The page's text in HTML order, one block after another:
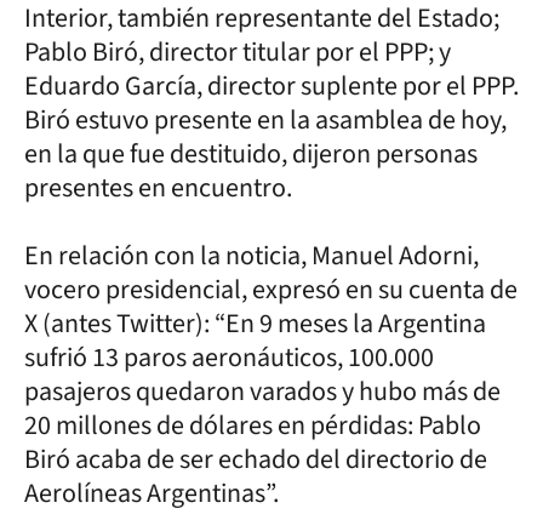
Interior, también representante del Estado;
Pablo Biró, director titular por el PPP; y
Eduardo García, director suplente por el PPP.
Biró estuvo presente en la asamblea de hoy,
en la que fue destituido, dijeron personas
presentes en encuentro.
En relación con la noticia, Manuel Adorni,
vocero presidencial, expresó en su cuenta de
X (antes Twitter): “En 9 meses la Argentina
sufrió 13 paros aeronáuticos, 100.000
pasajeros quedaron varados y hubo más de
20 millones de dólares en pérdidas: Pablo
Biró acaba de ser echado del directorio de
Aerolíneas Argentinas”.